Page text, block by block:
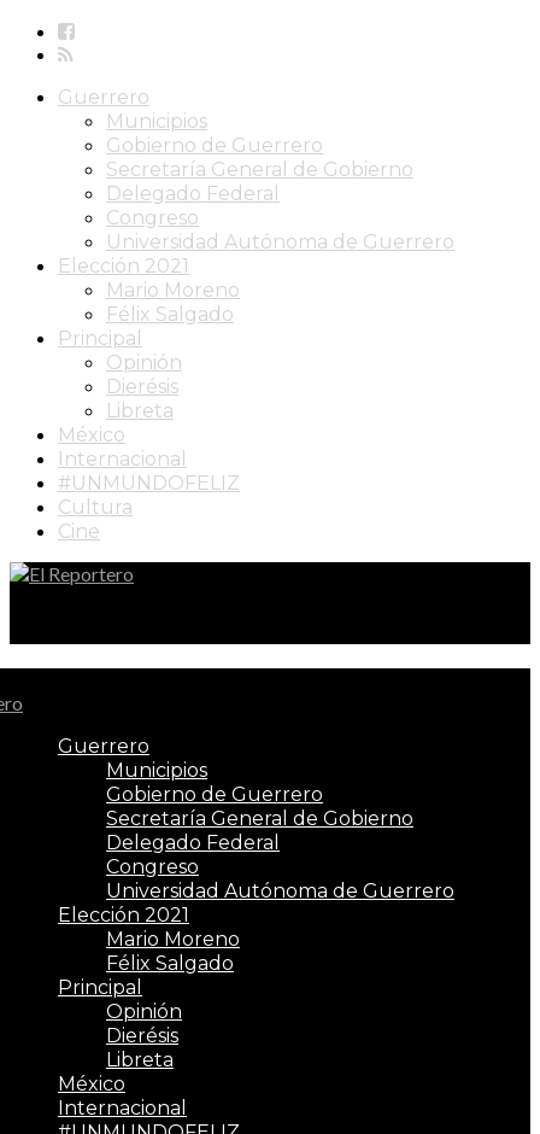
Guerrero
Municipios
Gobierno de Guerrero
Secretaría General de Gobierno
Delegado Federal
Congreso
Universidad Autónoma de Guerrero
Elección 2021
Mario Moreno
Félix Salgado
Principal
Opinión
Dierésis
Libreta
México
Internacional
#UNMUNDOFELIZ
Cultura
Cine
Guerrero
Municipios
Gobierno de Guerrero
Secretaría General de Gobierno
Delegado Federal
Congreso
Universidad Autónoma de Guerrero
Elección 2021
Mario Moreno
Félix Salgado
Principal
Opinión
Dierésis
Libreta
México
Internacional